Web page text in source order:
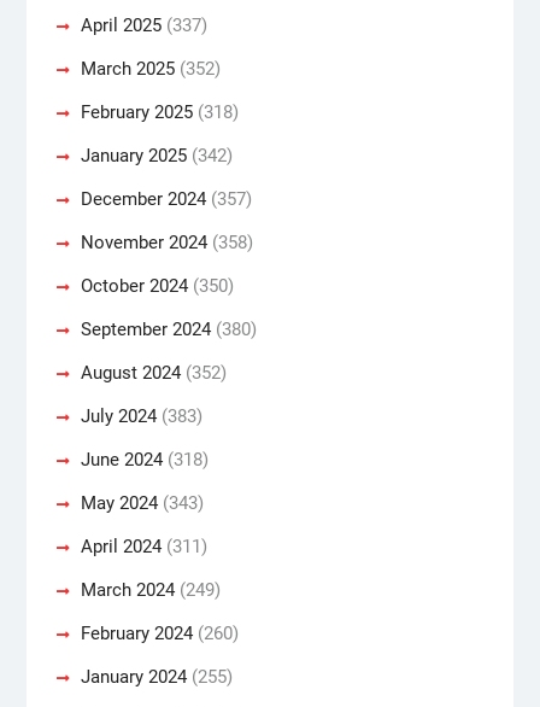
April 2025(337)
March 2025(352)
February 2025(318)
January 2025(342)
December 2024(357)
November 2024(358)
October 2024(350)
September 2024(380)
August 2024(352)
July 2024(383)
June 2024(318)
May 2024(343)
April 2024(311)
March 2024(249)
February 2024(260)
January 2024(255)